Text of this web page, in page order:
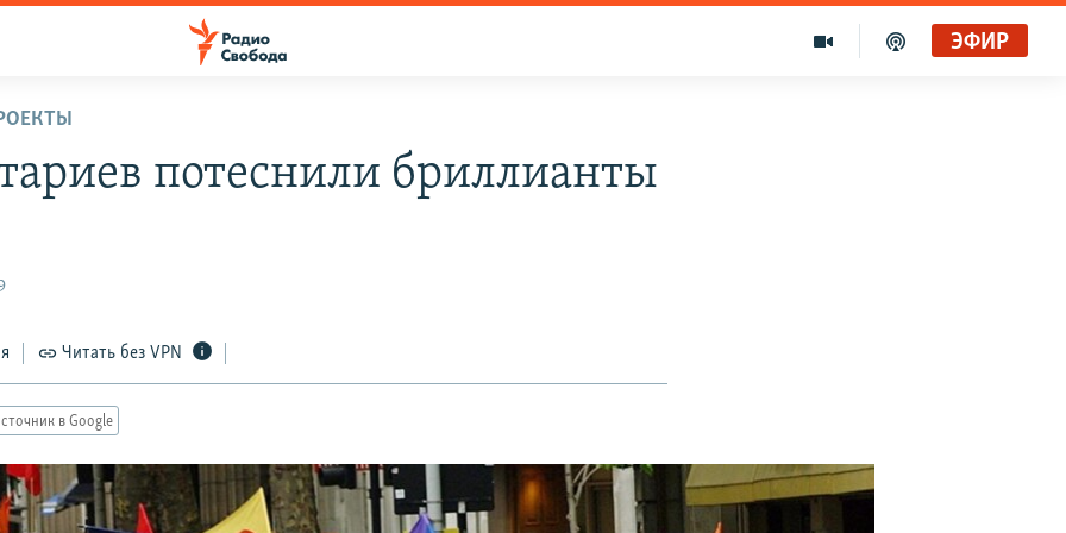
ЭФИР
потеснили бриллианты
Читать без VPN
в Google